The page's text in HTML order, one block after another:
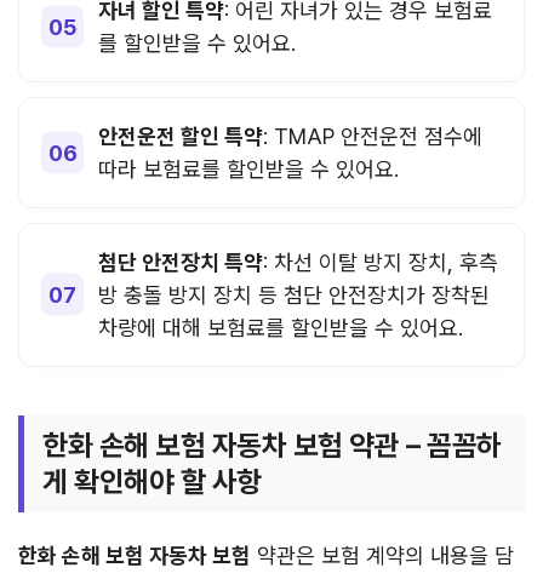
자녀 할인 특약: 어린 자녀가 있는 경우 보험료
를 할인받을 수 있어요.
안전운전 할인 특약: TMAP 안전운전 점수에
따라 보험료를 할인받을 수 있어요.
첨단 안전장치 특약: 차선 이탈 방지 장치, 후측
방 충돌 방지 장치 등 첨단 안전장치가 장착된
차량에 대해 보험료를 할인받을 수 있어요.
한화 손해 보험 자동차 보험 약관 – 꼼꼼하
게 확인해야 할 사항
한화 손해 보험 자동차 보험 약관은 보험 계약의 내용을 담